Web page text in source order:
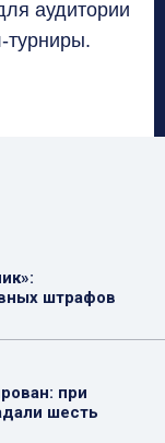
аудитории
турниры.
штрафов
при
шесть